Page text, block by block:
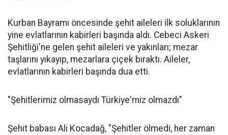
Kurban Bayramı öncesinde şehit aileleri ilk soluklarının
yine evlatlarının kabirleri başında aldı. Cebeci Askeri
Şehitliği'ne gelen şehit aileleri ve yakınları; mezar
taşlarını yıkayıp, mezarlara çiçek bıraktı. Aileler,
evlatlarının kabirleri başında dua etti.
"Şehitlerimiz olmasaydı Türkiye'miz olmazdı"
Şehit babası Ali Kocadağ, "Şehitler ölmedi, her zaman